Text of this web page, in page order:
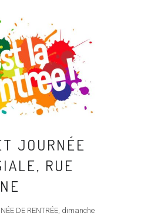
JOURNÉE
RUE
DE RENTRÉE, dimanche